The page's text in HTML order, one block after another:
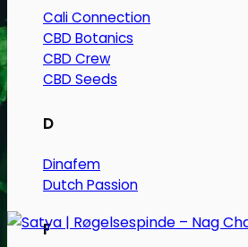
Cali Connection
CBD Botanics
CBD Crew
CBD Seeds
D
Dinafem
Dutch Passion
F